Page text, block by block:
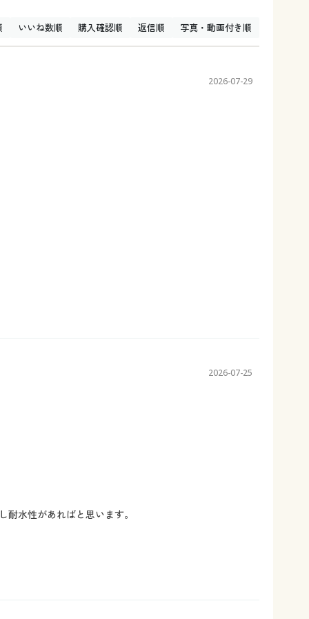
いいね数順 購入確認順 返信順 写真・動画付き順
2026-07-29
2026-07-25
水性があればと思います。